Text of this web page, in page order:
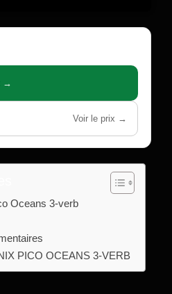
→
Voir le prix →
Oceans 3-verb
PICO OCEANS 3-VERB